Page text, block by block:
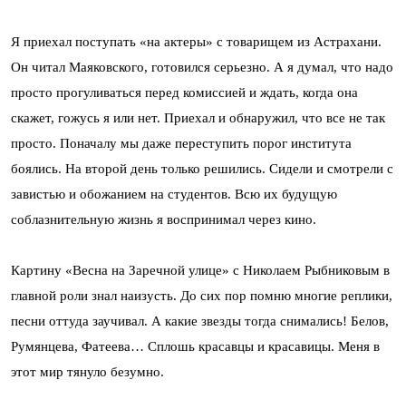
Я приехал поступать «на актеры» с товарищем из Астрахани.
Он читал Маяковского, готовился серьезно. А я думал, что надо
просто прогуливаться перед комиссией и ждать, когда она
скажет, гожусь я или нет. Приехал и обнаружил, что все не так
просто. Поначалу мы даже переступить порог института
боялись. На второй день только решились. Сидели и смотрели с
завистью и обожанием на студентов. Всю их будущую
соблазнительную жизнь я воспринимал через кино.
Картину «Весна на Заречной улице» с Николаем Рыбниковым в
главной роли знал наизусть. До сих пор помню многие реплики,
песни оттуда заучивал. А какие звезды тогда снимались! Белов,
Румянцева, Фатеева… Сплошь красавцы и красавицы. Меня в
этот мир тянуло безумно.